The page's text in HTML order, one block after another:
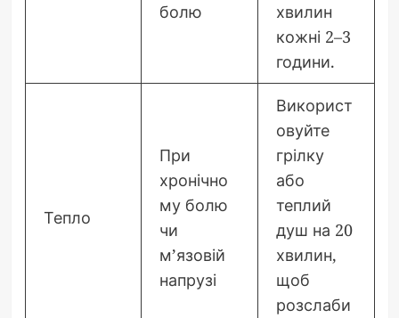
болю
хвилин
кожні 2–3
години.
Тепло
При
хронічно
му болю
чи
м’язовій
напрузі
Використ
овуйте
грілку
або
теплий
душ на 20
хвилин,
щоб
розслаби